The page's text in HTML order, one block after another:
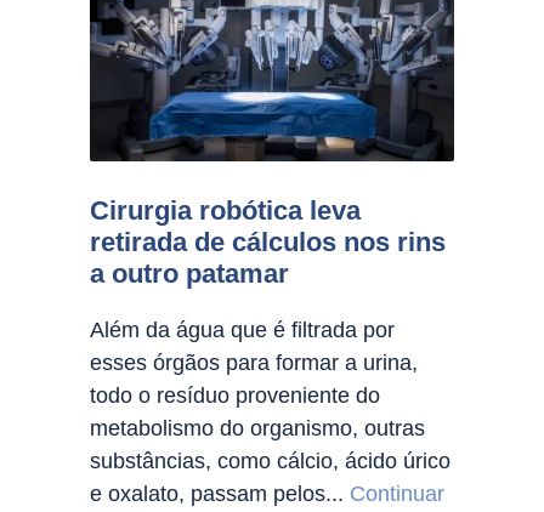
Cirurgia robótica leva
retirada de cálculos nos rins
a outro patamar
Além da água que é filtrada por
esses órgãos para formar a urina,
todo o resíduo proveniente do
metabolismo do organismo, outras
substâncias, como cálcio, ácido úrico
e oxalato, passam pelos... Continuar